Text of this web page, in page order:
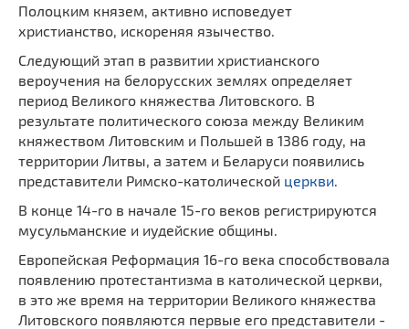
Полоцким князем, активно исповедует
христианство, искореняя язычество.
Следующий этап в развитии христианского
вероучения на белорусских землях определяет
период Великого княжества Литовского. В
результате политического союза между Великим
княжеством Литовским и Польшей в 1386 году, на
территории Литвы, а затем и Беларуси появились
представители Римско-католической церкви
В конце 14-го в начале 15-го веков регистрируются
мусульманские и иудейские общины.
Европейская Реформация 16-го века способствовала
появлению протестантизма в католической церкви,
в это же время на территории Великого княжества
Литовского появляются первые его представители -